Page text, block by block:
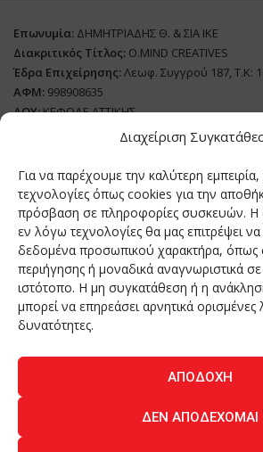
Διαχείριση
Για να παρέχουμε την καλύτερη
τεχνολογίες όπως cookies για την
πρόσβαση σε πληροφορίες συσκευών. Η
εν λόγω τεχνολογίες θα μας επιτρέψει
δεδομένα προσωπικού χαρακτήρα, όπως
περιήγησης ή μοναδικά αναγνωριστικά
ιστότοπο. Η μη συγκατάθεση ή η
μπορεί να επηρεάσει αρνητικά ορισμένες
δυνατότητες.
ΑΠΟΔΟΧΉ
ΔΕΝ ΑΠΟΔΈΧΟΜΑΙ
Επωνυμία: ΔΗΜΗΤΡΙΑΔΗΣ Θ. & ΣΙΑ ΙΚΕ
Διακριτικός Τίτλος: O.MIND CREATIVES
Έδρα Επιχείρησης:Λεωφ. Συγγρού 187, Τ.Κ:
ΑΦΜ: 998908635
ΔΟΥ:ΚΕΦΟΔΕ ΑΤΤΙΚΗΣ
Όνομα Ιδιοκτήτη και Νόμιμο Πρόσωπο:
Διευθυντής Σύνταξης:Ευθυμιάτου Μαίρη
Domain:grillmagazine.gr
Δικαιούχος Domain:Θεόδωρος
Διευθυντής:Θεόδωρος Δημητριάδης
Διαχειριστής:Θεόδωρος Δημητριάδης
Δήλωση Συμμόρφωσης
Αριθμός Πιστοποίησης Μ.Η.Τ.:
ΑΝΘΡΩΠΟΙ
ΠΕΡΙΟΔΙΚΟ